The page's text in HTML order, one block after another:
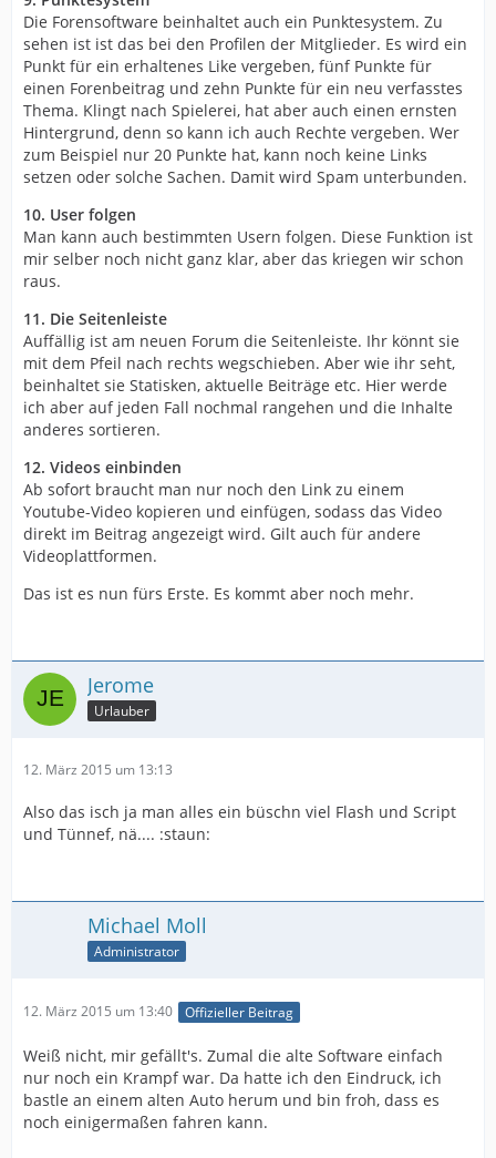
Die Forensoftware beinhaltet auch ein Punktesystem. Zu
sehen ist ist das bei den Profilen der Mitglieder. Es wird ein
Punkt für ein erhaltenes Like vergeben, fünf Punkte für
einen Forenbeitrag und zehn Punkte für ein neu verfasstes
Thema. Klingt nach Spielerei, hat aber auch einen ernsten
Hintergrund, denn so kann ich auch Rechte vergeben. Wer
zum Beispiel nur 20 Punkte hat, kann noch keine Links
setzen oder solche Sachen. Damit wird Spam unterbunden.
10. User folgen
Man kann auch bestimmten Usern folgen. Diese Funktion ist
mir selber noch nicht ganz klar, aber das kriegen wir schon
raus.
11. Die Seitenleiste
Auffällig ist am neuen Forum die Seitenleiste. Ihr könnt sie
mit dem Pfeil nach rechts wegschieben. Aber wie ihr seht,
beinhaltet sie Statisken, aktuelle Beiträge etc. Hier werde
ich aber auf jeden Fall nochmal rangehen und die Inhalte
anderes sortieren.
12. Videos einbinden
Ab sofort braucht man nur noch den Link zu einem
Youtube-Video kopieren und einfügen, sodass das Video
direkt im Beitrag angezeigt wird. Gilt auch für andere
Videoplattformen.
Das ist es nun fürs Erste. Es kommt aber noch mehr.
Jerome
Urlauber
12. März 2015 um 13:13
Also das isch ja man alles ein büschn viel Flash und Script
und Tünnef, nä.... :staun:
Michael Moll
Administrator
12. März 2015 um 13:40 Offizieller Beitrag
Weiß nicht, mir gefällt's. Zumal die alte Software einfach
nur noch ein Krampf war. Da hatte ich den Eindruck, ich
bastle an einem alten Auto herum und bin froh, dass es
noch einigermaßen fahren kann.